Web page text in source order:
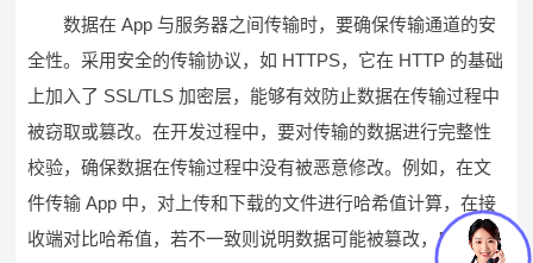
数据在 App 与服务器之间传输时，要确保传输通道的安
全性。采用安全的传输协议，如 HTTPS，它在 HTTP 的基础
上加入了 SSL/TLS 加密层，能够有效防止数据在传输过程中
被窃取或篡改。在开发过程中，要对传输的数据进行完整性
校验，确保数据在传输过程中没有被恶意修改。例如，在文
件传输 App 中，对上传和下载的文件进行哈希值计算，在接
收端对比哈希值，若不一致则说明数据可能被篡改，应拒绝